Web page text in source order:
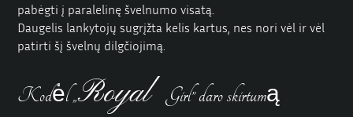
pabėgti į paralelinę švelnumo visatą.
Daugelis lankytojų sugrįžta kelis kartus, nes nori vėl ir vėl
patirti šį švelnų dilgčiojimą.
Kodėl „Royal Girl” daro skirtumą